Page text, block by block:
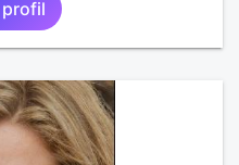
être à l’écoute,
de confiance, pour une
Les voyages et où
raviraient. Je
message. Au plaisir de
profil